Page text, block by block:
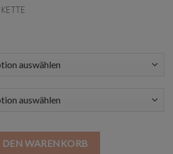
3.5W 230V Menge
DEN WARENKORB